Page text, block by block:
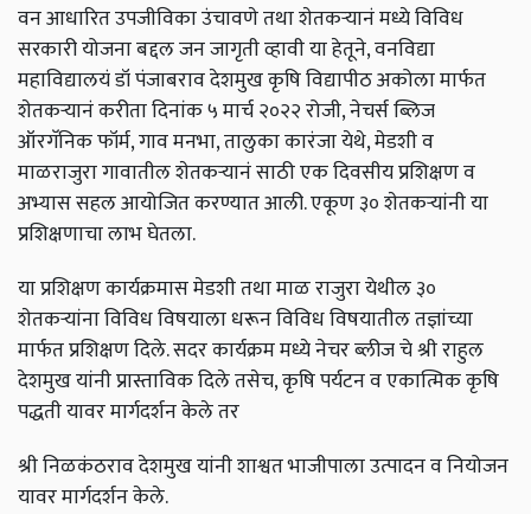
वन आधारित उपजीविका उंचावणे तथा शेतकऱ्यानं मध्ये विविध
सरकारी योजना बद्दल जन जागृती व्हावी या हेतूने, वनविद्या
महाविद्यालयं डॉ पंजाबराव देशमुख कृषि विद्यापीठ अकोला मार्फत
शेतकऱ्यानं करीता दिनांक ५ मार्च २०२२ रोजी, नेचर्स ब्लिज
ऑरगॅनिक फॉर्म, गाव मनभा, तालुका कारंजा येथे, मेडशी व
माळराजुरा गावातील शेतकऱ्यानं साठी एक दिवसीय प्रशिक्षण व
अभ्यास सहल आयोजित करण्यात आली. एकूण ३० शेतकऱ्यांनी या
प्रशिक्षणाचा लाभ घेतला.
या प्रशिक्षण कार्यक्रमास मेडशी तथा माळ राजुरा येथील ३०
शेतकऱ्यांना विविध विषयाला धरून विविध विषयातील तज्ञांच्या
मार्फत प्रशिक्षण दिले. सदर कार्यक्रम मध्ये नेचर ब्लीज चे श्री राहुल
देशमुख यांनी प्रास्ताविक दिले तसेच, कृषि पर्यटन व एकात्मिक कृषि
पद्धती यावर मार्गदर्शन केले तर
श्री निळकंठराव देशमुख यांनी शाश्वत भाजीपाला उत्पादन व नियोजन
यावर मार्गदर्शन केले.